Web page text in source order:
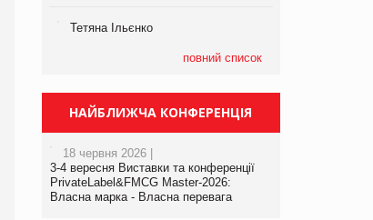
Тетяна Ільєнко
повний список
НАЙБЛИЖЧА КОНФЕРЕНЦІЯ
18 червня 2026 |
3-4 вересня Виставки та конференції
PrivateLabel&FMCG Master-2026:
Власна марка - Власна перевага